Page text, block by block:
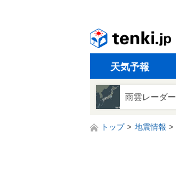
天気予報
雨雲レーダー
トップ 地震情報